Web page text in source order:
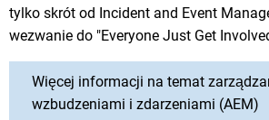
tylko skrót od Incident and Event
wezwanie do "Everyone Just Get
Więcej informacji na temat
wzbudzeniami i zdarzeniami (AEM)